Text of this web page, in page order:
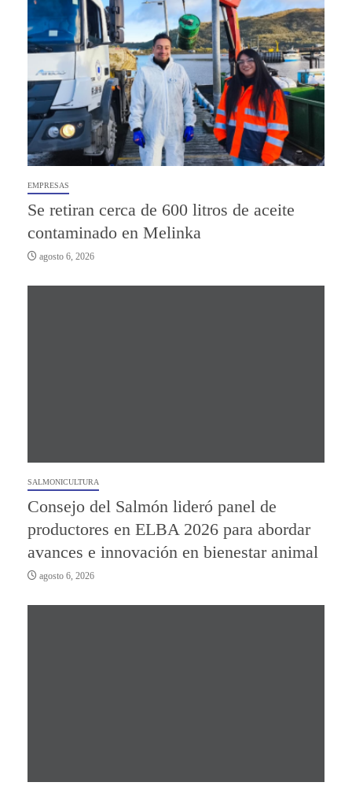
EMPRESAS
Se retiran cerca de 600 litros de aceite
contaminado en Melinka
agosto 6, 2026
SALMONICULTURA
Consejo del Salmón lideró panel de
productores en ELBA 2026 para abordar
avances e innovación en bienestar animal
agosto 6, 2026